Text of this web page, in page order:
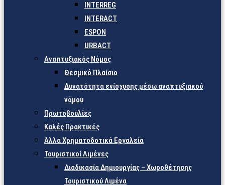
INTERREG
INTERACT
ESPON
URBACT
Αναπτυξιακός Νόμος
Θεσμικό Πλαίσιο
Δυνατότητα ενίσχυσης μέσω αναπτυξιακού
νόμου
Πρωτοβουλίες
Καλές Πρακτικές
Άλλα Χρηματοδοτικά Εργαλεία
Τουριστικοί Λιμένες
Διαδικασία Δημιουργίας – Χωροθέτησης
Τουριστικού Λιμένα